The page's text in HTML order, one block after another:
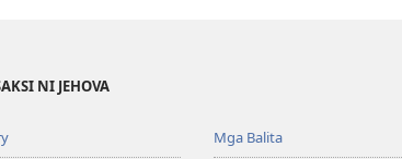
NI JEHOVA
Mga Balita